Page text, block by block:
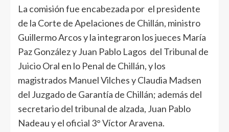
La comisión fue encabezada por el presidente
de la Corte de Apelaciones de Chillán, ministro
Guillermo Arcos y la integraron los jueces María
Paz González y Juan Pablo Lagos del Tribunal de
Juicio Oral en lo Penal de Chillán, y los
magistrados Manuel Vilches y Claudia Madsen
del Juzgado de Garantía de Chillán; además del
secretario del tribunal de alzada, Juan Pablo
Nadeau y el oficial 3° Víctor Aravena.